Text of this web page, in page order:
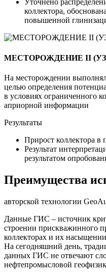
Уточнено
коллектора,
повышенной
МЕСТОРОЖДЕНИЕ II
На месторождении
целью определения
в условиях ограниченного
априорной информации
Результаты
Прирост коллектора в
Результат
результатом
Преимущества
авторской технологии
Данные ГИС – источник
строении прискважинного
коллекторах и их
На сегодняшний день,
данных ГИС не отвечают
нефтепромысловой